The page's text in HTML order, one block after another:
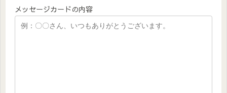
メッセージカードの内容